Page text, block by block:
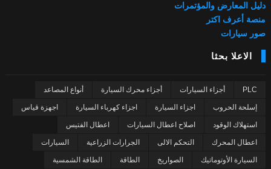
دليل المعارض والمؤتمرات
منصة أعرف اكتر
صور سيارات
الاعلا بحثا
PLC أجزاء السيارات أجزاء محرك السيارة أنواع المصاعد
إسلحة الحروب اجزاء السيارة اجزاء كهرباء السيارة اجهزة قياس
استهلاك الوقود اصلاح اعطال السيارات اعطال الفتيس
اعطال المحرك التحكم الالى الجرارات الزراعية السيارات
السيارة الأوتوماتيك الصواريخ الطاقة الطاقة الشمسية